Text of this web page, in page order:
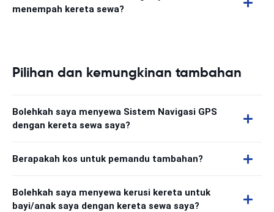
menempah kereta sewa?
Pilihan dan kemungkinan tambahan
Bolehkah saya menyewa Sistem Navigasi GPS
dengan kereta sewa saya?
Berapakah kos untuk pemandu tambahan?
Bolehkah saya menyewa kerusi kereta untuk
bayi/anak saya dengan kereta sewa saya?